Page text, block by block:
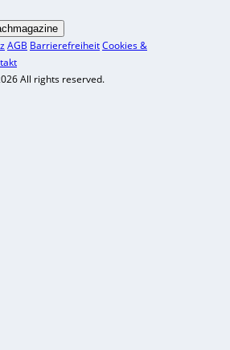
AGB BarrierefreiheitCookies &
All rights reserved.